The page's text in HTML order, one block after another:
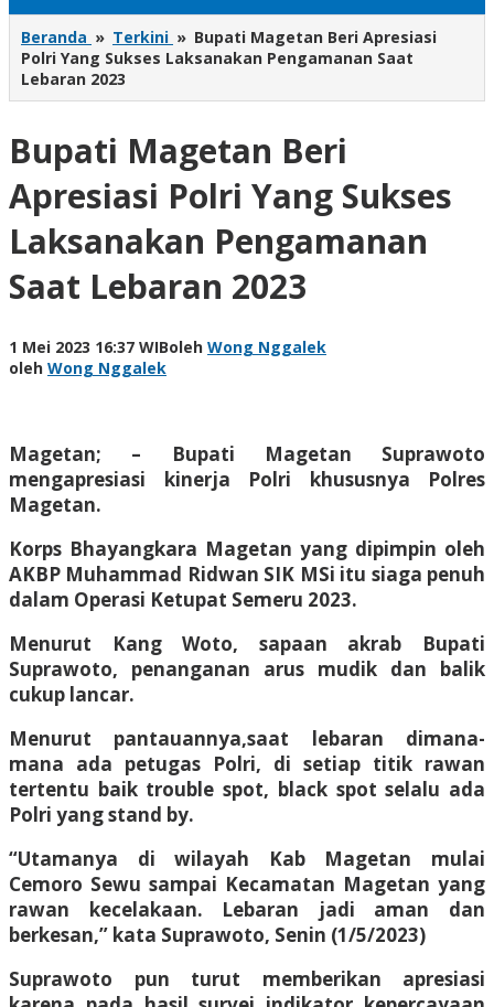
Beranda » Terkini » Bupati Magetan Beri Apresiasi
Polri Yang Sukses Laksanakan Pengamanan Saat
Lebaran 2023
Bupati Magetan Beri
Apresiasi Polri Yang Sukses
Laksanakan Pengamanan
Saat Lebaran 2023
1 Mei 2023 16:37 WIBoleh Wong Nggalek
oleh Wong Nggalek
Magetan; – Bupati Magetan Suprawoto
mengapresiasi kinerja Polri khususnya Polres
Magetan.
Korps Bhayangkara Magetan yang dipimpin oleh
AKBP Muhammad Ridwan SIK MSi itu siaga penuh
dalam Operasi Ketupat Semeru 2023.
Menurut Kang Woto, sapaan akrab Bupati
Suprawoto, penanganan arus mudik dan balik
cukup lancar.
Menurut pantauannya,saat lebaran dimana-
mana ada petugas Polri, di setiap titik rawan
tertentu baik trouble spot, black spot selalu ada
Polri yang stand by.
“Utamanya di wilayah Kab Magetan mulai
Cemoro Sewu sampai Kecamatan Magetan yang
rawan kecelakaan. Lebaran jadi aman dan
berkesan,” kata Suprawoto, Senin (1/5/2023)
Suprawoto pun turut memberikan apresiasi